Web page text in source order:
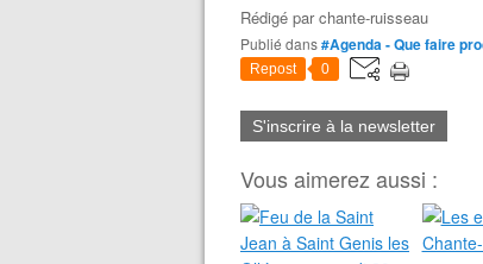
Rédigé parchante-ruisseau
Publié dans#Agenda - Que faire
Repost 0
S'inscrire à la newsletter
Vous aimerez aussi :